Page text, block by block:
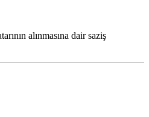
alınmasına dair saziş